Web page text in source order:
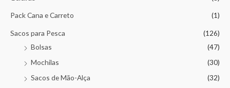
Pack Cana e Carreto (1)
Sacos para Pesca
(126)
Bolsas
(47)
Mochilas
(30)
Sacos de Mão-Alça
(32)